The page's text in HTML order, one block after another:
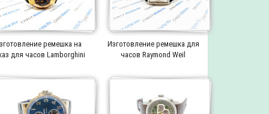
ремешка на
для часов Lamborghini
Изготовление ремешка для
часов Raymond Weil